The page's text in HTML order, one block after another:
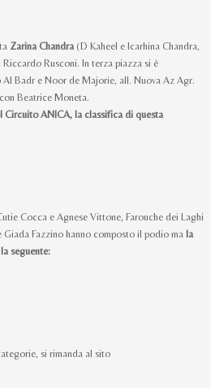
Zarina Chandra (D Kaheel e Icarhina Chandra,
Rusconi. In terza piazza si è
Al Badr e Noor de Majorie, all. Nuova Az Agr.
Beatrice Moneta.
Circuito ANICA, la classifica di questa
Cocca e Agnese Vittone, Farouche dei Laghi
Fazzino hanno composto il podio ma la
seguente:
si rimanda al sito